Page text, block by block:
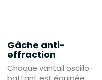
Gâche anti-
effraction
Chaque vantail oscillo-